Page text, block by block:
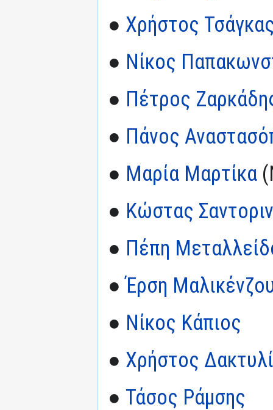
● Χρήστος
● Νίκος
● Πέτρος
● Πάνος
● Μαρία Μαρτίκα
● Κώστας
● Πέπη
●Έρση
● Νίκος Κάπιος
● Χρήστος
● Τάσος Ράμσης